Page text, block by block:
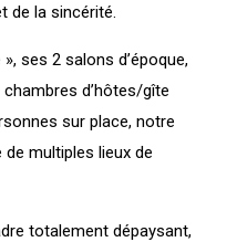
de la sincérité.
ses 2 salons d’époque,
d’hôtes/gîte
sur place, notre
multiples lieux de
totalement dépaysant,